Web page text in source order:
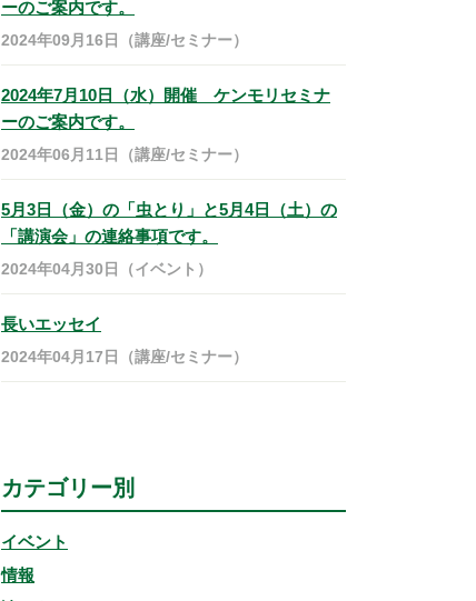
ーのご案内です。
2024年09月16日（講座/セミナー）
2024年7月10日（水）開催 ケンモリセミナ
ーのご案内です。
2024年06月11日（講座/セミナー）
5月3日（金）の「虫とり」と5月4日（土）の
「講演会」の連絡事項です。
2024年04月30日（イベント）
長いエッセイ
2024年04月17日（講座/セミナー）
カテゴリー別
イベント
情報